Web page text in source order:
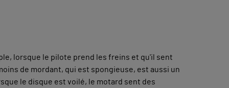
lorsque le pilote prend les freins et qu'il sent
de mordant, qui est spongieuse, est aussi un
le disque est voilé, le motard sent des